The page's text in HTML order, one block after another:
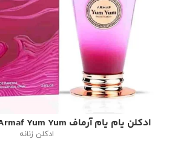
ادکلن یام یام آرماف Armaf Yum Yum حجم 100 میلی لیتر
ادکلن زنانه